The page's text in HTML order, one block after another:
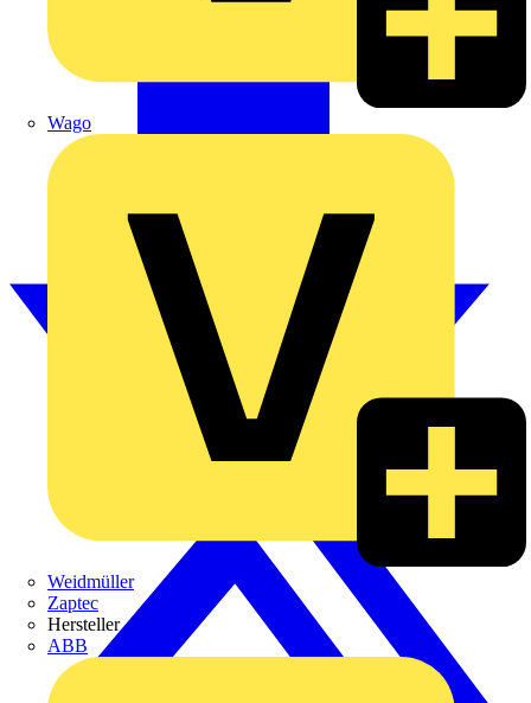
Wago
Weidmüller
Zaptec
Hersteller
ABB